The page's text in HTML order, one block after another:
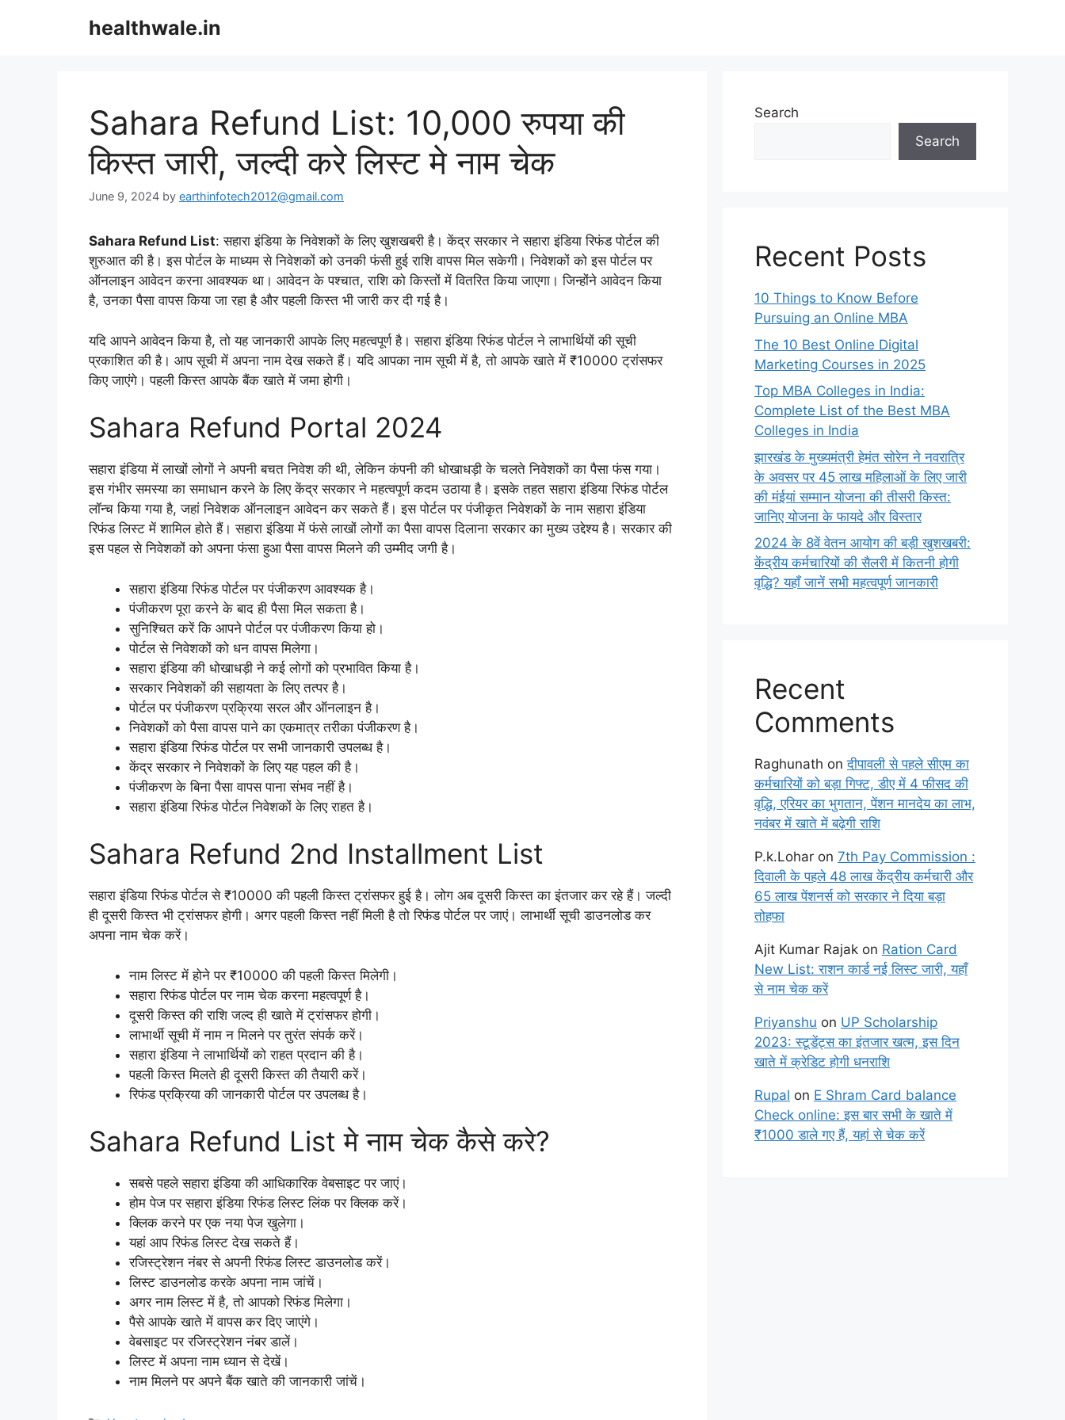
healthwale.in
Sahara Refund List: 10,000 रुपया की
किस्त जारी, जल्दी करे लिस्ट मे नाम चेक
June 9, 2024 by earthinfotech2012@gmail.com
Sahara Refund List: सहारा इंडिया के निवेशकों के लिए खुशखबरी है। केंद्र सरकार ने सहारा इंडिया रिफंड पोर्टल की
शुरुआत की है। इस पोर्टल के माध्यम से निवेशकों को उनकी फंसी हुई राशि वापस मिल सकेगी। निवेशकों को इस पोर्टल पर
ऑनलाइन आवेदन करना आवश्यक था। आवेदन के पश्चात, राशि को किस्तों में वितरित किया जाएगा। जिन्होंने आवेदन किया
है, उनका पैसा वापस किया जा रहा है और पहली किस्त भी जारी कर दी गई है।
यदि आपने आवेदन किया है, तो यह जानकारी आपके लिए महत्वपूर्ण है। सहारा इंडिया रिफंड पोर्टल ने लाभार्थियों की सूची
प्रकाशित की है। आप सूची में अपना नाम देख सकते हैं। यदि आपका नाम सूची में है, तो आपके खाते में ₹10000 ट्रांसफर
किए जाएंगे। पहली किस्त आपके बैंक खाते में जमा होगी।
Sahara Refund Portal 2024
सहारा इंडिया में लाखों लोगों ने अपनी बचत निवेश की थी, लेकिन कंपनी की धोखाधड़ी के चलते निवेशकों का पैसा फंस गया।
इस गंभीर समस्या का समाधान करने के लिए केंद्र सरकार ने महत्वपूर्ण कदम उठाया है। इसके तहत सहारा इंडिया रिफंड पोर्टल
लॉन्च किया गया है, जहां निवेशक ऑनलाइन आवेदन कर सकते हैं। इस पोर्टल पर पंजीकृत निवेशकों के नाम सहारा इंडिया
रिफंड लिस्ट में शामिल होते हैं। सहारा इंडिया में फंसे लाखों लोगों का पैसा वापस दिलाना सरकार का मुख्य उद्देश्य है। सरकार की
इस पहल से निवेशकों को अपना फंसा हुआ पैसा वापस मिलने की उम्मीद जगी है।
सहारा इंडिया रिफंड पोर्टल पर पंजीकरण आवश्यक है।
पंजीकरण पूरा करने के बाद ही पैसा मिल सकता है।
सुनिश्चित करें कि आपने पोर्टल पर पंजीकरण किया हो।
पोर्टल से निवेशकों को धन वापस मिलेगा।
सहारा इंडिया की धोखाधड़ी ने कई लोगों को प्रभावित किया है।
सरकार निवेशकों की सहायता के लिए तत्पर है।
पोर्टल पर पंजीकरण प्रक्रिया सरल और ऑनलाइन है।
निवेशकों को पैसा वापस पाने का एकमात्र तरीका पंजीकरण है।
सहारा इंडिया रिफंड पोर्टल पर सभी जानकारी उपलब्ध है।
केंद्र सरकार ने निवेशकों के लिए यह पहल की है।
पंजीकरण के बिना पैसा वापस पाना संभव नहीं है।
सहारा इंडिया रिफंड पोर्टल निवेशकों के लिए राहत है।
Sahara Refund 2nd Installment List
सहारा इंडिया रिफंड पोर्टल से ₹10000 की पहली किस्त ट्रांसफर हुई है। लोग अब दूसरी किस्त का इंतजार कर रहे हैं। जल्दी
ही दूसरी किस्त भी ट्रांसफर होगी। अगर पहली किस्त नहीं मिली है तो रिफंड पोर्टल पर जाएं। लाभार्थी सूची डाउनलोड कर
अपना नाम चेक करें।
नाम लिस्ट में होने पर ₹10000 की पहली किस्त मिलेगी।
सहारा रिफंड पोर्टल पर नाम चेक करना महत्वपूर्ण है।
दूसरी किस्त की राशि जल्द ही खाते में ट्रांसफर होगी।
लाभार्थी सूची में नाम न मिलने पर तुरंत संपर्क करें।
सहारा इंडिया ने लाभार्थियों को राहत प्रदान की है।
पहली किस्त मिलते ही दूसरी किस्त की तैयारी करें।
रिफंड प्रक्रिया की जानकारी पोर्टल पर उपलब्ध है।
Sahara Refund List मे नाम चेक कैसे करे?
सबसे पहले सहारा इंडिया की आधिकारिक वेबसाइट पर जाएं।
होम पेज पर सहारा इंडिया रिफंड लिस्ट लिंक पर क्लिक करें।
क्लिक करने पर एक नया पेज खुलेगा।
यहां आप रिफंड लिस्ट देख सकते हैं।
रजिस्ट्रेशन नंबर से अपनी रिफंड लिस्ट डाउनलोड करें।
लिस्ट डाउनलोड करके अपना नाम जांचें।
अगर नाम लिस्ट में है, तो आपको रिफंड मिलेगा।
पैसे आपके खाते में वापस कर दिए जाएंगे।
वेबसाइट पर रजिस्ट्रेशन नंबर डालें।
लिस्ट में अपना नाम ध्यान से देखें।
नाम मिलने पर अपने बैंक खाते की जानकारी जांचें।
Search
Search
Recent Posts
10 Things to Know Before
Pursuing an Online MBA
The 10 Best Online Digital
Marketing Courses in 2025
Top MBA Colleges in India:
Complete List of the Best MBA
Colleges in India
झारखंड के मुख्यमंत्री हेमंत सोरेन ने नवरात्रि
के अवसर पर 45 लाख महिलाओं के लिए जारी
की मंईयां सम्मान योजना की तीसरी किस्त:
जानिए योजना के फायदे और विस्तार
2024 के 8वें वेतन आयोग की बड़ी खुशखबरी:
केंद्रीय कर्मचारियों की सैलरी में कितनी होगी
वृद्धि? यहाँ जानें सभी महत्वपूर्ण जानकारी
Recent
Comments
Raghunath onदीपावली से पहले सीएम का
कर्मचारियों को बड़ा गिफ्ट, डीए में 4 फीसद की
वृद्धि, एरियर का भुगतान, पेंशन मानदेय का लाभ,
नवंबर में खाते में बढ़ेगी राशि
P.k.Lohar on 7th Pay Commission :
दिवाली के पहले 48 लाख केंद्रीय कर्मचारी और
65 लाख पेंशनर्स को सरकार ने दिया बड़ा
तोहफा
Ajit Kumar Rajak on Ration Card
New List: राशन कार्ड नई लिस्ट जारी, यहाँ
से नाम चेक करें
Priyanshu on UP Scholarship
2023: स्टूडेंट्स का इंतजार खत्म, इस दिन
खाते में क्रेडिट होगी धनराशि
Rupal on E Shram Card balance
Check online: इस बार सभी के खाते में
₹1000 डाले गए हैं, यहां से चेक करें